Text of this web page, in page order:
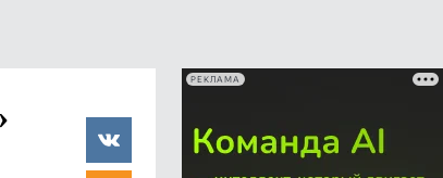
РЕКЛАМА